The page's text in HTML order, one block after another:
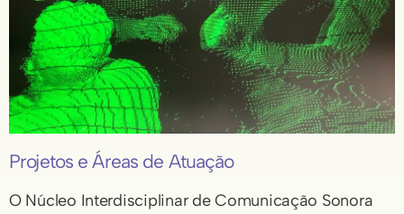
Projetos e Áreas de Atuação
O Núcleo Interdisciplinar de Comunicação Sonora